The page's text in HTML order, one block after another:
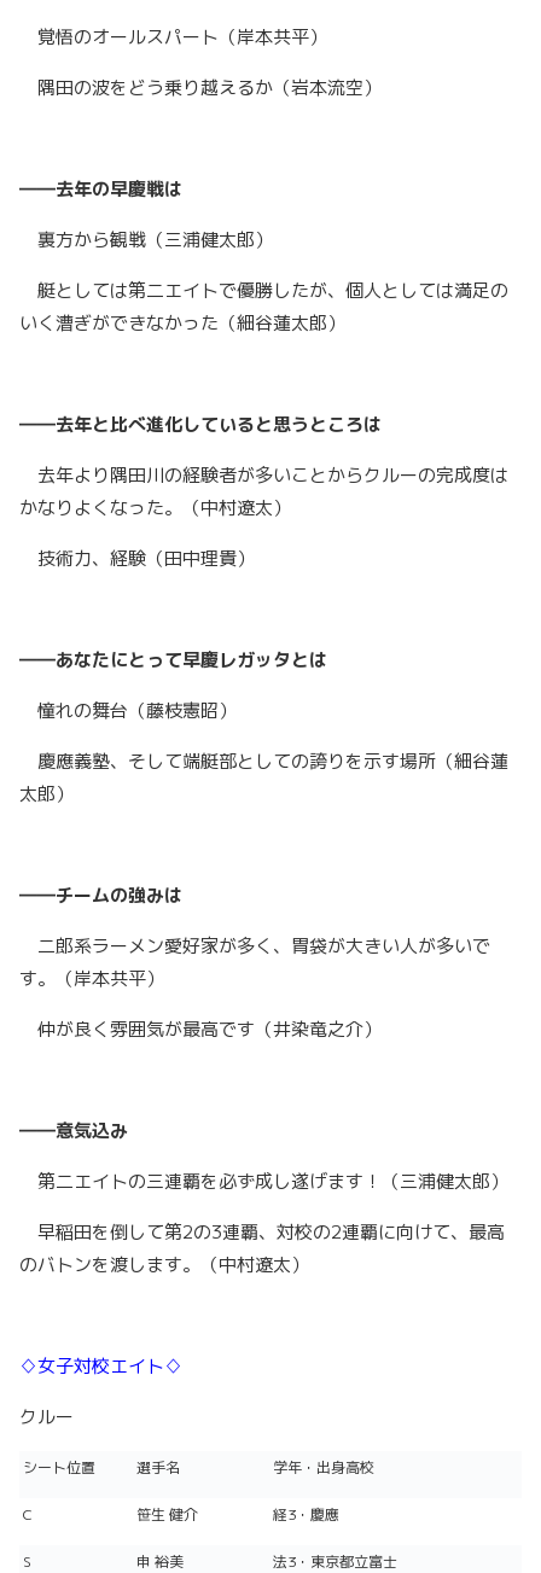
覚悟のオールスパート（岸本共平）
隅田の波をどう乗り越えるか（岩本流空）
――去年の早慶戦は
裏方から観戦（三浦健太郎）
艇としては第二エイトで優勝したが、個人としては満足の
いく漕ぎができなかった（細谷蓮太郎）
――去年と比べ進化していると思うところは
去年より隅田川の経験者が多いことからクルーの完成度は
かなりよくなった。（中村遼太）
技術力、経験（田中理貴）
――あなたにとって早慶レガッタとは
憧れの舞台（藤枝憲昭）
慶應義塾、そして端艇部としての誇りを示す場所（細谷蓮
太郎）
――チームの強みは
二郎系ラーメン愛好家が多く、胃袋が大きい人が多いで
す。（岸本共平）
仲が良く雰囲気が最高です（井染竜之介）
――意気込み
第二エイトの三連覇を必ず成し遂げます！（三浦健太郎）
早稲田を倒して第2の3連覇、対校の2連覇に向けて、最高
のバトンを渡します。（中村遼太）
♢女子対校エイト♢
クルー
シート位置 選手名 学年・出身高校
C 笹生 健介 経3・慶應
S 申 裕美 法3・東京都立富士